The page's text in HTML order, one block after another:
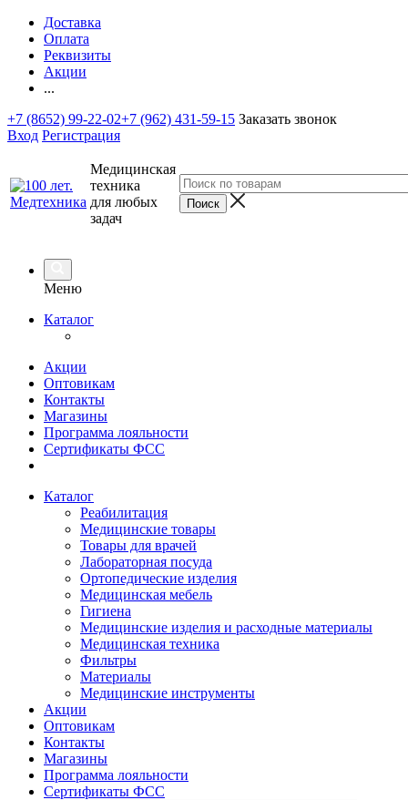
Доставка
Оплата
Реквизиты
Акции
...
+7 (8652) 99-22-02+7 (962) 431-59-15 Заказать звонок
Вход Регистрация
Медицинская
техника
для любых
задач
Меню
Каталог
Акции
Оптовикам
Контакты
Магазины
Программа лояльности
Сертификаты ФСС
Каталог
Реабилитация
Медицинские товары
Товары для врачей
Лабораторная посуда
Ортопедические изделия
Медицинская мебель
Гигиена
Медицинские изделия и расходные материалы
Медицинская техника
Фильтры
Материалы
Медицинские инструменты
Акции
Оптовикам
Контакты
Магазины
Программа лояльности
Сертификаты ФСС